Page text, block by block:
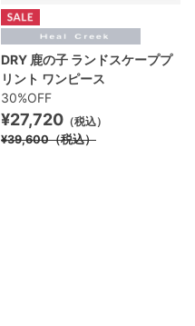
DRY 鹿の子 ランドスケーププ
リント ワンピース
30%OFF
¥27,720 （税込）
¥39,600（税込）